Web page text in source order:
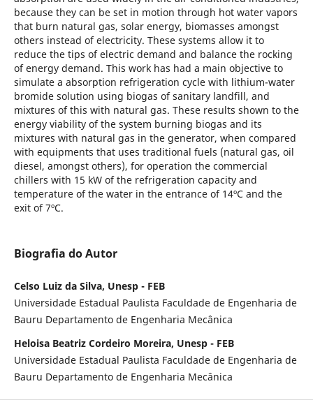
because they can be set in motion through hot water vapors
that burn natural gas, solar energy, biomasses amongst
others instead of electricity. These systems allow it to
reduce the tips of electric demand and balance the rocking
of energy demand. This work has had a main objective to
simulate a absorption refrigeration cycle with lithium-water
bromide solution using biogas of sanitary landfill, and
mixtures of this with natural gas. These results shown to the
energy viability of the system burning biogas and its
mixtures with natural gas in the generator, when compared
with equipments that uses traditional fuels (natural gas, oil
diesel, amongst others), for operation the commercial
chillers with 15 kW of the refrigeration capacity and
temperature of the water in the entrance of 14ºC and the
exit of 7ºC.
Biografia do Autor
Celso Luiz da Silva, Unesp - FEB
Universidade Estadual Paulista Faculdade de Engenharia de
Bauru Departamento de Engenharia Mecânica
Heloisa Beatriz Cordeiro Moreira, Unesp - FEB
Universidade Estadual Paulista Faculdade de Engenharia de
Bauru Departamento de Engenharia Mecânica